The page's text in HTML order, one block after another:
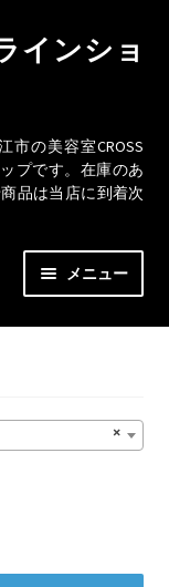
インショ
の美容室CROSS
プです。在庫のあ
品は当店に到着次
メニュー
×
グ